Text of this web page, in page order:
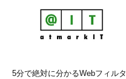
5分で絶対に分かるWebフィルタ